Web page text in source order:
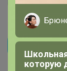
которую